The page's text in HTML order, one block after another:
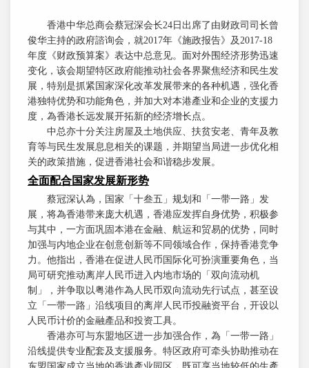
香港中华总商会蔡冠深会长24日出席了由财政司司长曾
俊华主持的政府諮询会，就2017年《施政报告》及2017-18
年度《财政预算案》表达中总意见。面对外围经济形势迅速
变化，该会期望特区政府能推动社会各界聚焦经济和民生发
展，特别是抓紧国家深化改革发展带来的各种机遇，强化香
港独特优势和功能角色，并加大对本港產业和企业的支援力
度，為香港长远发展开拓新的经济增长点。
中总亦十分关注房屋及土地供应、扶贫安老、青年及教
育等与民生发展息息相关的课题，并期望当局进一步优化相
关的政策措施，促进香港社会和谐稳步发展。
全面配合国家发展新形势
蔡冠深认為，国家「十叁五」规划和「一带一路」发
展，将為香港带来庞大机遇，香港应发挥自身优势，积极参
与其中，一方面巩固本港在金融、航运和贸易的优势，同时
加强与内地企业在创意创新等不同领域合作，保持香港竞争
力。他指出，香港在促进人民币国际化可扮演重要角色，当
局可研究推动离岸人民币进入内地市场的「双向流动机
制」，并争取以粤港作為人民币双向流动先行试点，甚至设
立「一带一路」沿线项目的离岸人民币投融资平台，开设以
人民币计价的金融產品和投资工具。
香港亦可与东盟地区进一步加强合作，為「一带一路」
沿线提供专业配套及支援服务。特区政府可牵头协助推动在